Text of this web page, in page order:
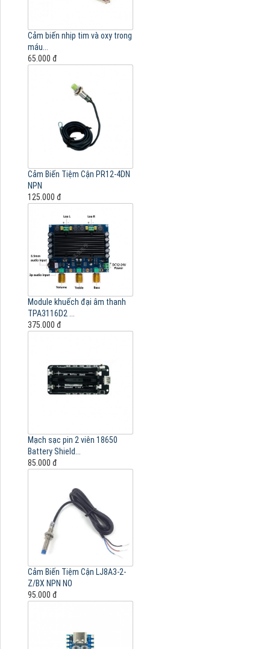
Cảm biến nhịp tim và oxy trong
máu...
65.000 đ
Cảm Biến Tiệm Cận PR12-4DN
NPN
125.000 đ
Module khuếch đại âm thanh
TPA3116D2 ...
375.000 đ
Mạch sạc pin 2 viên 18650
Battery Shield...
85.000 đ
Cảm Biến Tiệm Cận LJ8A3-2-
Z/BX NPN NO
95.000 đ